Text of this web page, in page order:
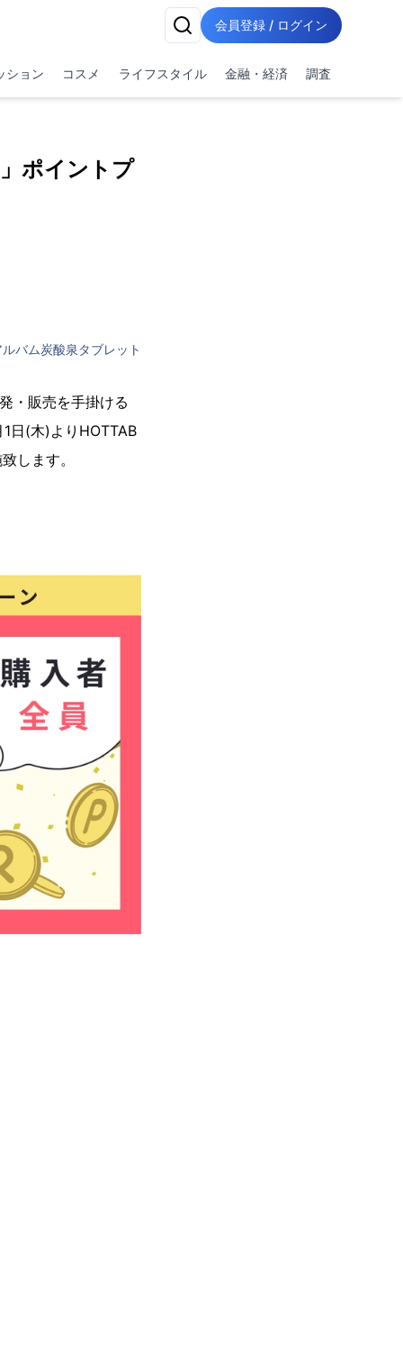
会員登録 / ログイン
ション コスメ ライフスタイル 金融・経済 調査
ポイントプ
バム炭酸泉タブレット
・販売を手掛ける
日(木)よりHOTTAB
します。